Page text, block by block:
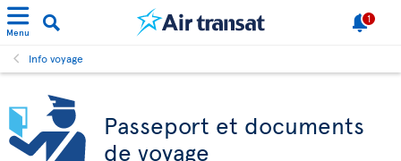
Menu
1
Info voyage
Passeport et documents
de voyage